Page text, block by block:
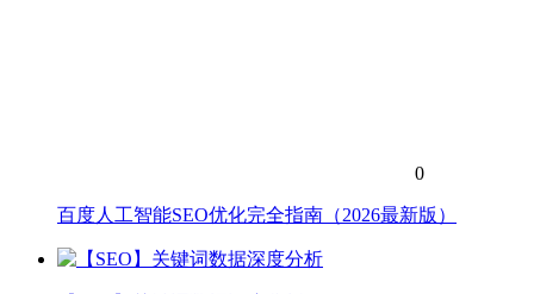
0
百度人工智能SEO优化完全指南（2026最新版）